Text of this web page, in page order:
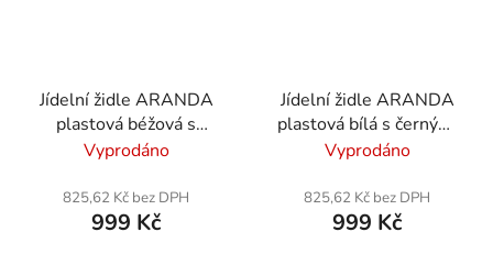
Jídelní židle ARANDA
plastová béžová s
černými nohami
Vyprodáno
825,62 Kč bez DPH
999 Kč
Jídelní židle ARANDA
plastová bílá s černými
nohami
Vyprodáno
825,62 Kč bez DPH
999 Kč